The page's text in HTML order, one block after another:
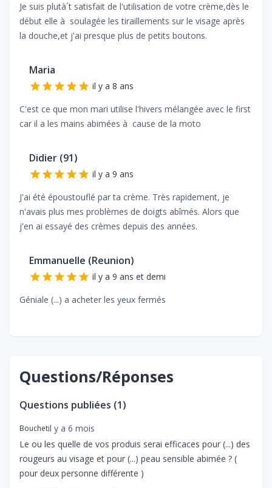
Je suis plutà´t satisfait de l'utilisation de votre crème,dès le
début elle à soulagée les tiraillements sur le visage après
la douche,et j'ai presque plus de petits boutons.
Maria
il y a 8 ans
C'est ce que mon mari utilise l'hivers mélangée avec le first
car il a les mains abimées à cause de la moto
Didier (91)
il y a 9 ans
J'ai été époustouflé par ta crème. Très rapidement, je
n'avais plus mes problèmes de doigts abîmés. Alors que
j'en ai essayé des crèmes depuis des années.
Emmanuelle (Reunion)
il y a 9 ans et demi
Géniale (...) a acheter les yeux fermés
Questions/Réponses
Questions publiées (1)
Bouchetil y a 6 mois
Le ou les quelle de vos produis serai efficaces pour (...) des
rougeurs au visage et pour (...) peau sensible abimée ? (
pour deux personne différente )